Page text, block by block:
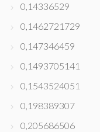
0,14336529
0,1462721729
0,147346459
0,1493705141
0,1543524051
0,198389307
0,205686506